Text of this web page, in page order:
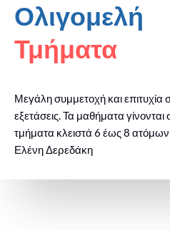
Ολιγομελή
Τμήματα
Μεγάλη συμμετοχή και επιτυχία
εξετάσεις. Τα μαθήματα γίνονται
τμήματα κλειστά 6 έως 8 ατόμων
Ελένη Δερεδάκη